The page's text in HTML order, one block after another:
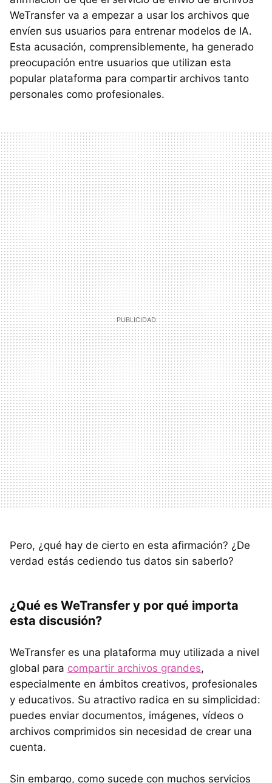
WeTransfer va a empezar a usar los archivos que
envíen sus usuarios para entrenar modelos de IA.
Esta acusación, comprensiblemente, ha generado
preocupación entre usuarios que utilizan esta
popular plataforma para compartir archivos tanto
personales como profesionales.
Pero, ¿qué hay de cierto en esta afirmación? ¿De
verdad estás cediendo tus datos sin saberlo?
¿Qué es WeTransfer y por qué importa
esta discusión?
WeTransfer es una plataforma muy utilizada a nivel
global para compartir archivos grandes,
especialmente en ámbitos creativos, profesionales
y educativos. Su atractivo radica en su simplicidad:
puedes enviar documentos, imágenes, vídeos o
archivos comprimidos sin necesidad de crear una
cuenta.
Sin embargo, como sucede con muchos servicios